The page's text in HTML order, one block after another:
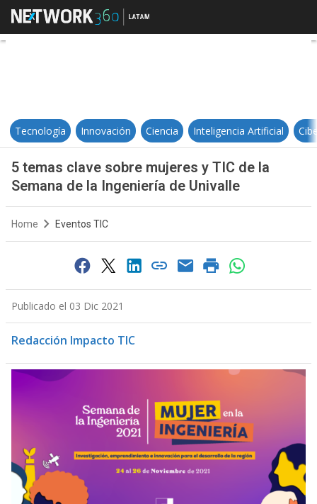
5 temas clave sobre mujeres y
Tecnología Innovación Ciencia Inteligencia Artificial
5 temas clave sobre mujeres y TIC de la
Semana de la Ingeniería de Univalle
Home Eventos TIC
Publicado el 03 Dic 2021
Redacción Impacto TIC